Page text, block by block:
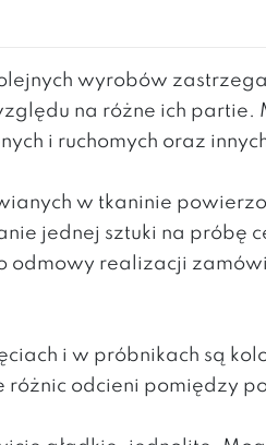
wyrobów
na różne ich
i ruchomych oraz
w tkaninie
jednej sztuki na próbę
odmowy realizacji
i w próbnikach są
różnic odcieni pomiędzy